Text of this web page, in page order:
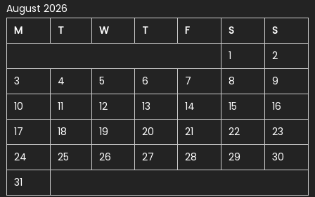
August 2026
M
T W T F S
S
1
2
3
4 5 6 7 8
9
10
11 12 13 14 15
16
17
18 19 20 21 22
23
24
25 26 27 28 29
30
31